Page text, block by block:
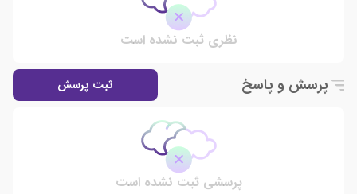
نظری ثبت نشده است
پرسش و پاسخ ثبت پرسش
پرسشی ثبت نشده است